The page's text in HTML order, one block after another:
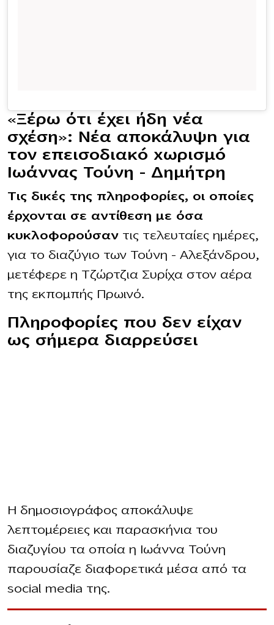
«Ξέρω ότι έχει ήδη νέα
σχέση»: Νέα αποκάλυψn για
τον επεισοδιακó xωρισμó
Ιωάννας Τούνη – Δημήτρη
Tις δικές της πληροφορίες, οι οποίες
έρχονται σε αντίθεση με όσα
κυκλοφορούσαν τις τελευταίες ημέρες,
για το διαζύγιο των Τούνη – Αλεξάνδρου,
μετέφερε η Τζώρτζια Συρίχα στον αέρα
της εκπομπής Πρωινό.
Πληροφορίες που δεν είχαν
ως σήμερα διαρρεύσει
Η δημοσιογράφος αποκάλυψε
λεπτομέρειες και παρασκήνια του
διαζυγίου τα οποία η Ιωάννα Τούνη
παρουσίαζε διαφορετικά μέσα από τα
social media της.